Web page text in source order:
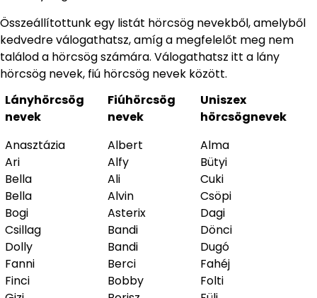
Összeállítottunk egy listát hörcsög nevekből, amelyből
kedvedre válogathatsz, amíg a megfelelőt meg nem
találod a hörcsög számára. Válogathatsz itt a lány
hörcsög nevek, fiú hörcsög nevek között.
Lányhörcsög
nevek
Anasztázia
Ari
Bella
Bella
Bogi
Csillag
Dolly
Fanni
Finci
Fiúhörcsög
nevek
Albert
Alfy
Ali
Alvin
Asterix
Bandi
Bandi
Berci
Bobby
Uniszex
hörcsögnevek
Alma
Bütyi
Cuki
Csöpi
Dagi
Dönci
Dugó
Fahéj
Folti